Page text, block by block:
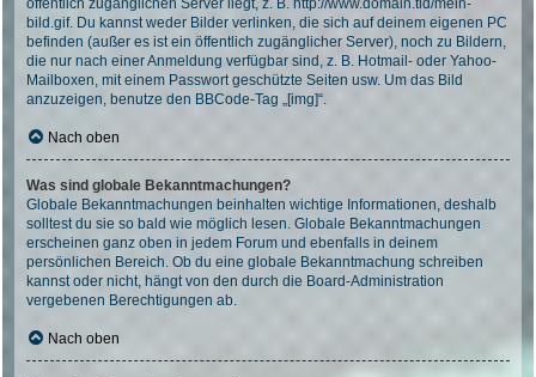
öffentlich zugänglichen Server liegt, z. B. http://www.domain.tld/mein-
bild.gif. Du kannst weder Bilder verlinken, die sich auf deinem eigenen PC
befinden (außer es ist ein öffentlich zugänglicher Server), noch zu Bildern,
die nur nach einer Anmeldung verfügbar sind, z. B. Hotmail- oder Yahoo-
Mailboxen, mit einem Passwort geschützte Seiten usw. Um das Bild
anzuzeigen, benutze den BBCode-Tag „[img]“.
Nach oben
Was sind globale Bekanntmachungen?
Globale Bekanntmachungen beinhalten wichtige Informationen, deshalb
solltest du sie so bald wie möglich lesen. Globale Bekanntmachungen
erscheinen ganz oben in jedem Forum und ebenfalls in deinem
persönlichen Bereich. Ob du eine globale Bekanntmachung schreiben
kannst oder nicht, hängt von den durch die Board-Administration
vergebenen Berechtigungen ab.
Nach oben